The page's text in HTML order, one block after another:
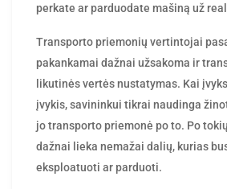
perkate ar parduodate mašiną už
Transporto priemonių vertintojai
pakankamai dažnai užsakoma ir
likutinės vertės nustatymas. Kai
įvykis, savininkui tikrai naudinga
jo transporto priemonė po to. Po
dažnai lieka nemažai dalių, kurias
eksploatuoti ar parduoti.